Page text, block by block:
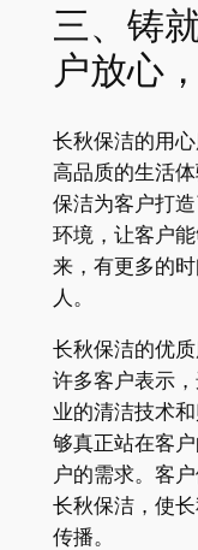
三、铸
户放心
长秋保洁的用
高品质的生活
保洁为客户打
环境，让客户
来，有更多的
人。
长秋保洁的优
许多客户表示
业的清洁技术
够真正站在客
户的需求。客
长秋保洁，使
传播。